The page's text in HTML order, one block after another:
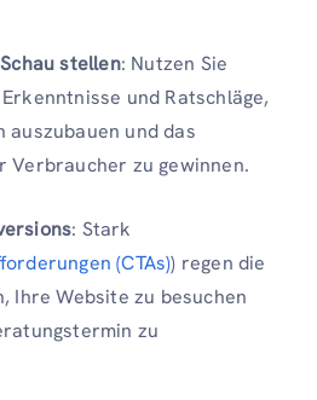
stellen: Nutzen Sie
und Ratschläge,
auszubauen und das
Verbraucher zu gewinnen.
: Stark
(CTAs)) regen die
Ihre Website zu besuchen
zu